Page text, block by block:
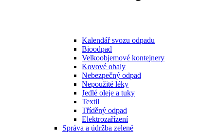
Kalendář svozu odpadu
Bioodpad
Velkoobjemové kontejnery
Kovové obaly
Nebezpečný odpad
Nepoužité léky
Jedlé oleje a tuky
Textil
Tříděný odpad
Elektrozařízení
Správa a údržba zeleně